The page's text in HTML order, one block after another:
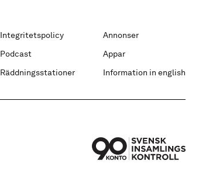
Integritetspolicy
Annonser
Podcast
Appar
Räddningsstationer
Information in english